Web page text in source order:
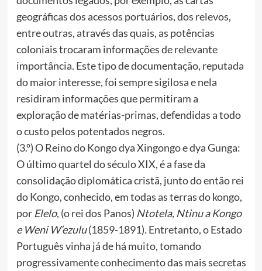
geográficas dos acessos portuários, dos relevos,
entre outras, através das quais, as potências
coloniais trocaram informações de relevante
importância. Este tipo de documentação, reputada
do maior interesse, foi sempre sigilosa e nela
residiram informações que permitiram a
exploração de matérias-primas, defendidas a todo
o custo pelos potentados negros.
(3.º) O Reino do Kongo dya Xingongo e dya Gunga:
O último quartel do século XIX, é a fase da
consolidação diplomática cristã, junto do então rei
do Kongo, conhecido, em todas as terras do kongo,
por Elelo, (o rei dos Panos) Ntotela, Ntinu a Kongo
e Weni W’ezulu(1859-1891).Entretanto, o Estado
Português vinha já de há muito, tomando
progressivamente conhecimento das mais secretas